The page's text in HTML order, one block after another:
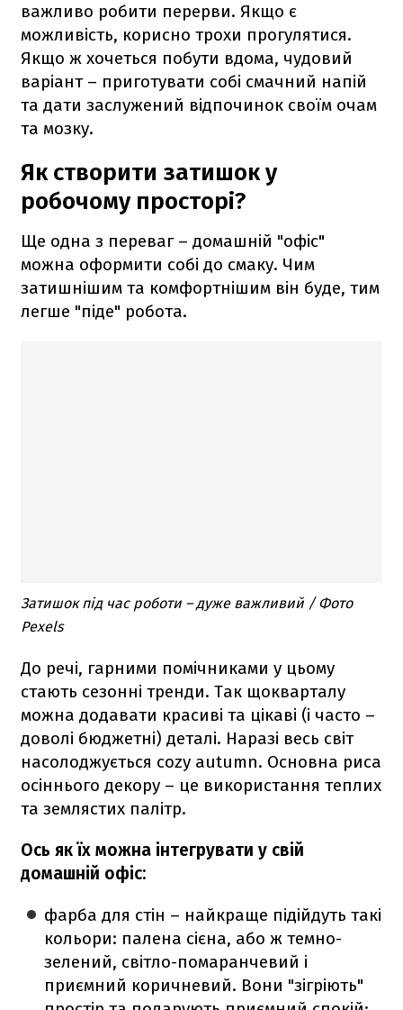
важливо робити перерви. Якщо є
можливість, корисно трохи прогулятися.
Якщо ж хочеться побути вдома, чудовий
варіант – приготувати собі смачний напій
та дати заслужений відпочинок своїм очам
та мозку.
Як створити затишок у
робочому просторі?
Ще одна з переваг – домашній "офіс"
можна оформити собі до смаку. Чим
затишнішим та комфортнішим він буде, тим
легше "піде" робота.
Затишок під час роботи – дуже важливий / Фото
Pexels
До речі, гарними помічниками у цьому
стають сезонні тренди. Так щокварталу
можна додавати красиві та цікаві (і часто –
доволі бюджетні) деталі. Наразі весь світ
насолоджується cozy autumn. Основна риса
осіннього декору – це використання теплих
та землястих палітр.
Ось як їх можна інтегрувати у свій
домашній офіс:
фарба для стін – найкраще підійдуть такі
кольори: палена сієна, або ж темно-
зелений, світло-помаранчевий і
приємний коричневий. Вони "зігріють"